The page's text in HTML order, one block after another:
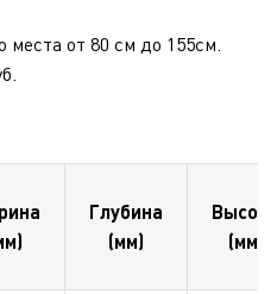
от 80 см до 155см.
Глубина
(мм)
(мм)